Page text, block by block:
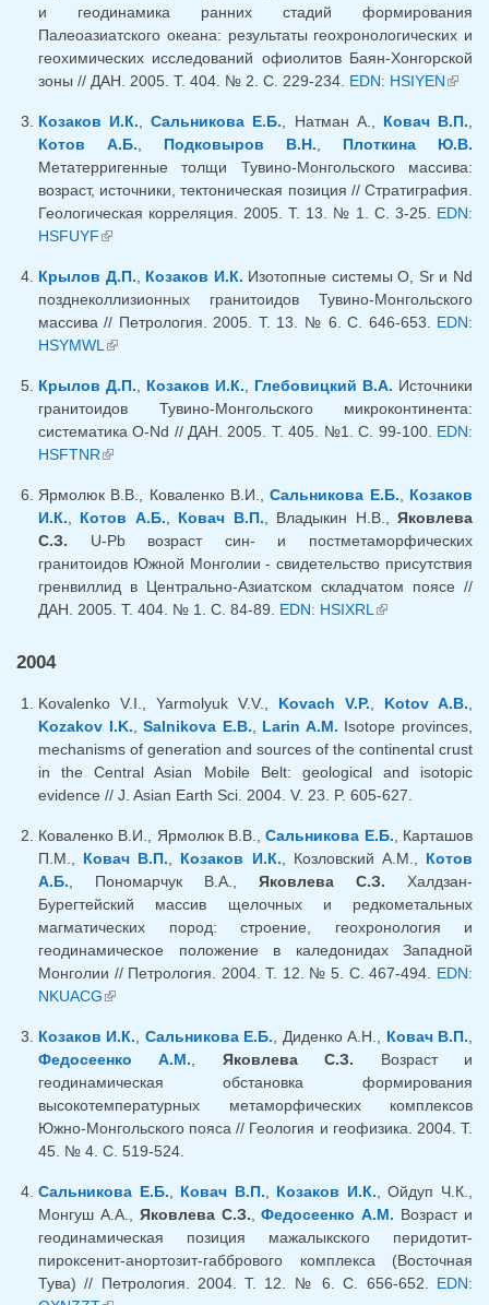
и геодинамика ранних стадий формирования
Палеоазиатского океана: результаты геохронологических и
геохимических исследований офиолитов Баян-Хонгорской
зоны // ДАН. 2005. Т. 404. № 2. С. 229-234. EDN: HSIYEN
Козаков И.К.,Сальникова Е.Б., Натман А., Ковач В.П.,
Котов А.Б., Подковыров В.Н., Плоткина Ю.В.
Метатерригенные толщи Тувино-Монгольского массива:
возраст, источники, тектоническая позиция // Стратиграфия.
Геологическая корреляция. 2005. Т. 13. № 1. С. 3-25. EDN:
HSFUYF(внешняя ссылка)
Крылов Д.П., Козаков И.К. Изотопные системы O, Sr и Nd
позднеколлизионных гранитоидов Тувино-Монгольского
массива // Петрология. 2005. Т. 13. № 6. С. 646-653. EDN:
HSYMWL(внешняя ссылка)
Крылов Д.П., Козаков И.К., Глебовицкий В.А. Источники
гранитоидов Тувино-Монгольского микроконтинента:
систематика О-Nd // ДАН. 2005. Т. 405. №1. С. 99-100. EDN:
HSFTNR(внешняя ссылка)
Ярмолюк В.В., Коваленко В.И.,Сальникова Е.Б., Козаков
И.К., Котов А.Б., Ковач В.П., Владыкин Н.В.,Яковлева
С.З. U-Pb возраст син- и постметаморфических
гранитоидов Южной Монголии - свидетельство присутствия
гренвиллид в Центрально-Азиатском складчатом поясе //
ДАН. 2005. Т. 404. № 1. С. 84-89. EDN: HSIXRL(внешняя
2004
Kovalenko V.I., Yarmolyuk V.V., Kovach V.P. Kotov A.B.
Kozakov I.K. ,Salnikova E.B. Larin A.M. Isotope provinces,
mechanisms of generation and sources of the continental crust
in the Central Asian Mobile Belt: geological and isotopic
evidence // J. Asian Earth Sci. 2004. V. 23. P. 605-627.
Коваленко В.И., Ярмолюк В.В.,Сальникова Е.Б. , Карташов
П.М., Ковач В.П. Козаков И.К. , Козловский А.М., Котов
А.Б. , Пономарчук В.А., Яковлева С.З. Халдзан-
Бурегтейский массив щелочных и редкометальных
магматических пород: строение, геохронология и
геодинамическое положение в каледонидах Западной
Монголии // Петрология. 2004. Т. 12. № 5. С. 467-494. EDN:
NKUACG(внешняя ссылка)
Козаков И.К. Сальникова Е.Б. , Диденко А.Н., Ковач В.П.
Федосеенко А.М.
Яковлева С.З. Возраст и
геодинамическая обстановка формирования
высокотемпературных метаморфических комплексов
Южно-Монгольского пояса // Геология и геофизика. 2004. Т.
45. № 4. С. 519-524.
Сальникова Е.Б. Ковач В.П. Козаков И.К. , Ойдуп Ч.К.,
Монгуш А.А., Яковлева С.З. ,Федосеенко А.М. Возраст и
геодинамическая позиция мажалыкского перидотит-
пироксенит-анортозит-габбрового комплекса (Восточная
Тува) // Петрология. 2004. Т. 12. № 6. С. 656-652. EDN: